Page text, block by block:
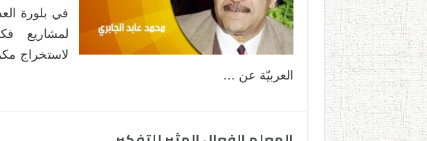
مفكر
مغلقة
في بلورة
لمشاريع
لاستخراج
العربيّة عن …